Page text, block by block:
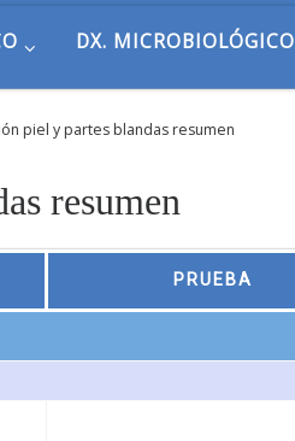
DX. MICROBIOLÓGICO
piel y partes blandas resumen
resumen
PRUEBA